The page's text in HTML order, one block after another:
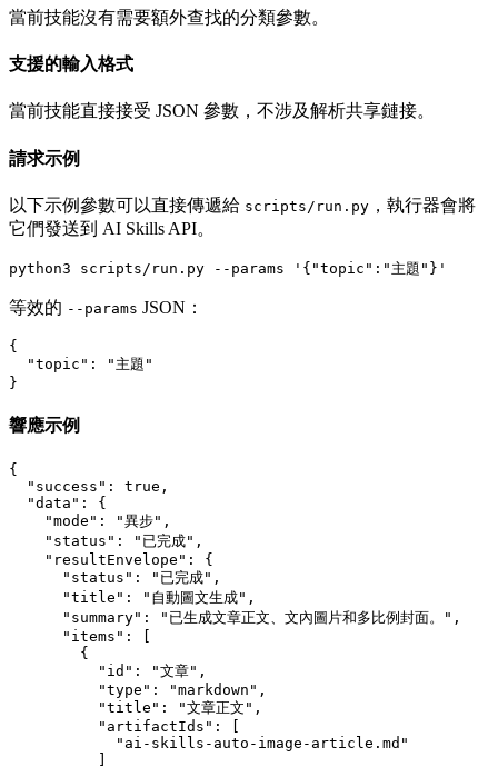
當前技能沒有需要額外查找的分類參數。
支援的輸入格式
當前技能直接接受 JSON 參數，不涉及解析共享鏈接。
請求示例
以下示例參數可以直接傳遞給 scripts/run.py ，執行器會將
它們發送到 AI Skills API。
等效的 --params JSON：
{
  "topic": "主題"
響應示例
{
  "success": true,
  "data": {
    "mode": "異步",
    "status": "已完成",
    "resultEnvelope": {
      "status": "已完成",
      "title": "自動圖文生成",
      "summary": "已生成文章正文、文內圖片和多比例封面。",
      "items": [
        {
          "id": "文章",
          "type": "markdown",
          "title": "文章正文",
          "artifactIds": [
            "ai-skills-auto-image-article.md"